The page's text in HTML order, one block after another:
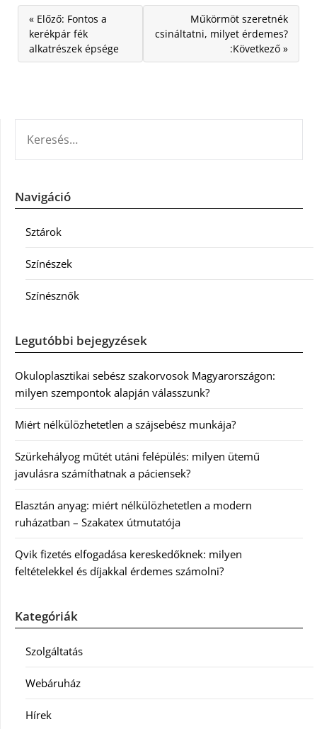
« Előző: Fontos a
kerékpár fék
alkatrészek épsége
Műkörmöt szeretnék
csináltatni, milyet érdemes?
:Következő »
Navigáció
Sztárok
Színészek
Színésznők
Legutóbbi bejegyzések
Okuloplasztikai sebész szakorvosok Magyarországon:
milyen szempontok alapján válasszunk?
Miért nélkülözhetetlen a szájsebész munkája?
Szürkehályog műtét utáni felépülés: milyen ütemű
javulásra számíthatnak a páciensek?
Elasztán anyag: miért nélkülözhetetlen a modern
ruházatban – Szakatex útmutatója
Qvik fizetés elfogadása kereskedőknek: milyen
feltételekkel és díjakkal érdemes számolni?
Kategóriák
Szolgáltatás
Webáruház
Hírek